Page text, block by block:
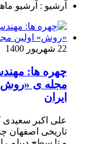
آرشیو : آرشیو
22 شهریور 1400
چهره ها:
مجله ی
ایران
تاریخی اصفهان